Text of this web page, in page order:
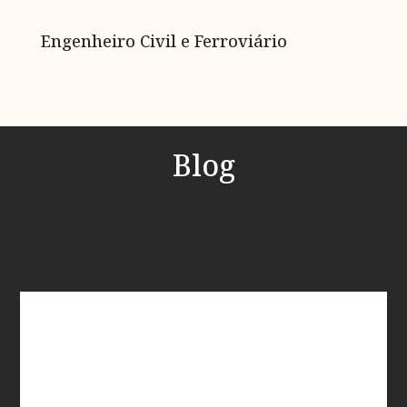
Engenheiro Civil e Ferroviário
Blog